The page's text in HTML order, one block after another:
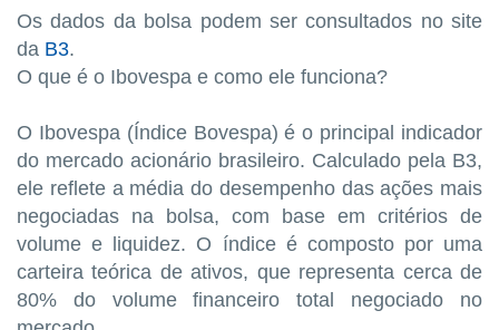
Os dados da bolsa podem ser consultados no site
da B3.
O que é o Ibovespa e como ele funciona?
O Ibovespa (Índice Bovespa) é o principal indicador
do mercado acionário brasileiro. Calculado pela B3,
ele reflete a média do desempenho das ações mais
negociadas na bolsa, com base em critérios de
volume e liquidez. O índice é composto por uma
carteira teórica de ativos, que representa cerca de
80% do volume financeiro total negociado no